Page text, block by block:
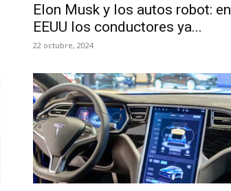
Elon Musk y los autos robot: en
EEUU los conductores ya...
22 octubre, 2024